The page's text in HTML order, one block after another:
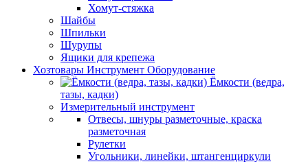
Хомут-стяжка
Шайбы
Шпильки
Шурупы
Ящики для крепежа
Хозтовары Инструмент Оборудование
Ёмкости (ведра,
тазы, кадки)
Измерительный инструмент
Отвесы, шнуры разметочные, краска
разметочная
Рулетки
Угольники, линейки, штангенциркули